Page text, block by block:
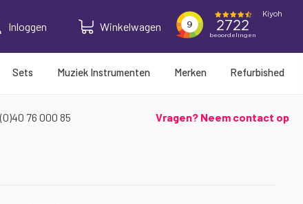
Inloggen Winkelwagen
Sets Muziek Instrumenten Merken Refurbished
76 000 85 Vragen? Neem contact op